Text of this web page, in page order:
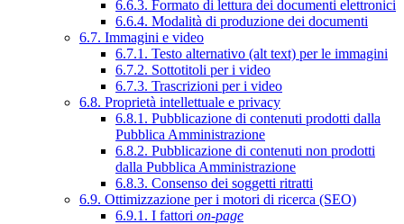
6.6.3. Formato di lettura dei documenti elettronici
6.6.4. Modalità di produzione dei documenti
6.7. Immagini e video
6.7.1. Testo alternativo (alt text) per le immagini
6.7.2. Sottotitoli per i video
6.7.3. Trascrizioni per i video
6.8. Proprietà intellettuale e privacy
6.8.1. Pubblicazione di contenuti prodotti dalla
Pubblica Amministrazione
6.8.2. Pubblicazione di contenuti non prodotti
dalla Pubblica Amministrazione
6.8.3. Consenso dei soggetti ritratti
6.9. Ottimizzazione per i motori di ricerca (SEO)
6.9.1. I fattori on-page